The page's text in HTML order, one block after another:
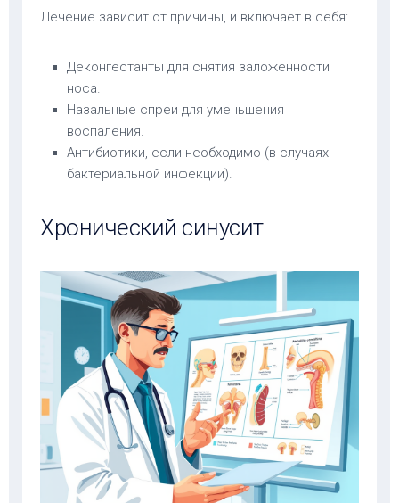
Лечение зависит от причины, и включает в себя:
Деконгестанты для снятия заложенности
носа.
Назальные спреи для уменьшения
воспаления.
Антибиотики, если необходимо (в случаях
бактериальной инфекции).
Хронический синусит